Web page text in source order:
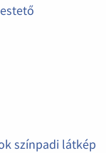
színpadi látkép